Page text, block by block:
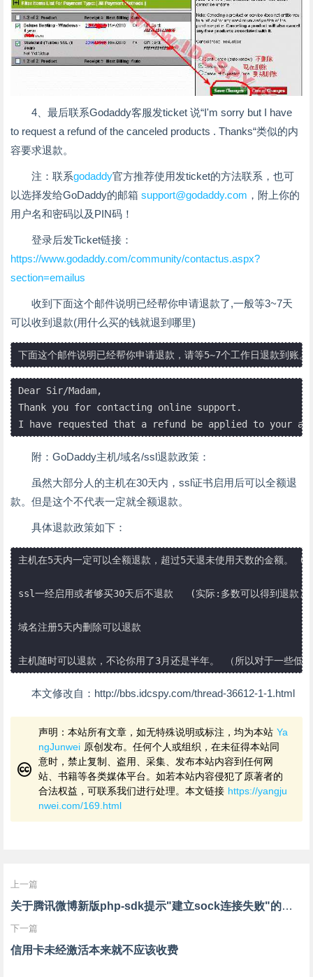
4、最后联系Godaddy客服发ticket 说“I'm sorry but I have
to request a refund of the canceled products . Thanks“类似的内
容要求退款。
注：联系godaddy官方推荐使用发ticket的方法联系，也可
以选择发给GoDaddy的邮箱 support@godaddy.com ，附上你的
用户名和密码以及PIN码！
登录后发Ticket链接：
https://www.godaddy.com/community/contactus.aspx?
section=emailus
收到下面这个邮件说明已经帮你申请退款了,一般等3~7天
可以收到退款(用什么买的钱就退到哪里)
下面这个邮件说明已经帮你申请退款，请等5~7个工作日退款到
Dear Sir/Madam,
Thank you for contacting online support.
I have requested that a refund be applied to your
附：GoDaddy主机/域名/ssl退款政策：
虽然大部分人的主机在30天内，ssl证书启用后可以全额退
款。但是这个不代表一定就全额退款。
具体退款政策如下：
主机在5天内一定可以全额退款，超过5天退未使用天数的金额。 (
ssl一经启用或者够买30天后不退款   (实际:多数可以得到退款)
域名注册5天内删除可以退款
主机随时可以退款，不论你用了3月还是半年。 （所以对于一些低
本文修改自：http://bbs.idcspy.com/thread-36612-1-1.html
声明：本站所有文章，如无特殊说明或标注，均为本站 Ya
ngJunwei 原创发布。任何个人或组织，在未征得本站同
意时，禁止复制、盗用、采集、发布本站内容到任何网
站、书籍等各类媒体平台。如若本站内容侵犯了原著者的
合法权益，可联系我们进行处理。本文链接 https://yangju
nwei.com/169.html
上一篇
关于腾讯微博新版php-sdk提示"建立sock连接失败"的解决方法
下一篇
信用卡未经激活本来就不应该收费